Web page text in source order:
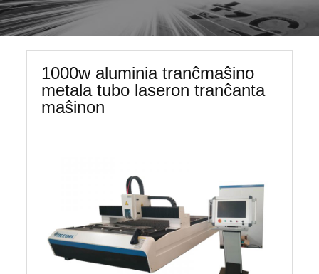
1000w aluminia tranĉmaŝino
metala tubo laseron tranĉanta
maŝinon